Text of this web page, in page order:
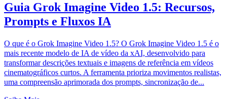
Guia Grok Imagine Video 1.5: Recursos,
Prompts e Fluxos IA
O que é o Grok Imagine Video 1.5? O Grok Imagine Video 1.5 é o
mais recente modelo de IA de vídeo da xAI, desenvolvido para
transformar descrições textuais e imagens de referência em vídeos
cinematográficos curtos. A ferramenta prioriza movimentos realistas,
uma compreensão aprimorada dos prompts, sincronização de...